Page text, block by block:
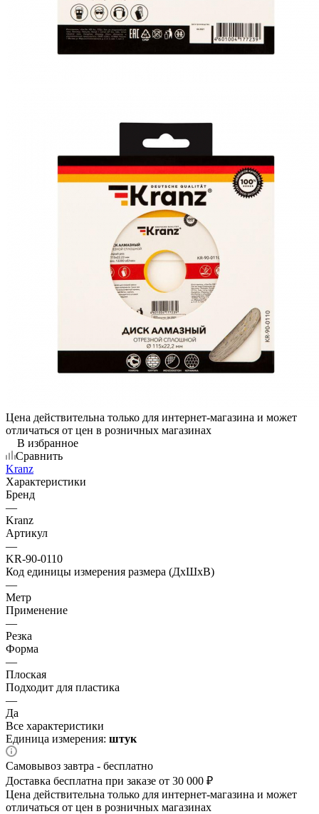
Цена действительна только для интернет-магазина и может
отличаться от цен в розничных магазинах
В избранное
Сравнить
Kranz
Характеристики
Бренд
—
Kranz
Артикул
—
KR-90-0110
Код единицы измерения размера (ДхШхВ)
—
Метр
Применение
—
Резка
Форма
—
Плоская
Подходит для пластика
—
Да
Все характеристики
Единица измерения: штук
Самовывоз завтра - бесплатно
Доставка бесплатна при заказе от 30 000 ₽
Цена действительна только для интернет-магазина и может
отличаться от цен в розничных магазинах